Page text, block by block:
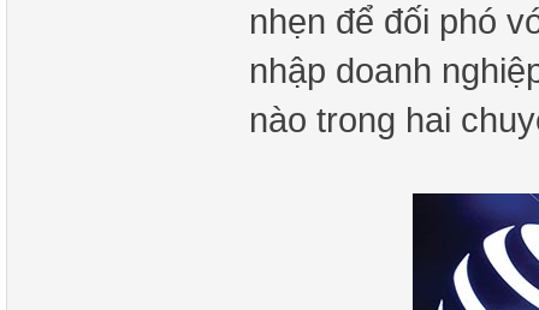
nhẹn để đối phó
nhập doanh
nào trong hai